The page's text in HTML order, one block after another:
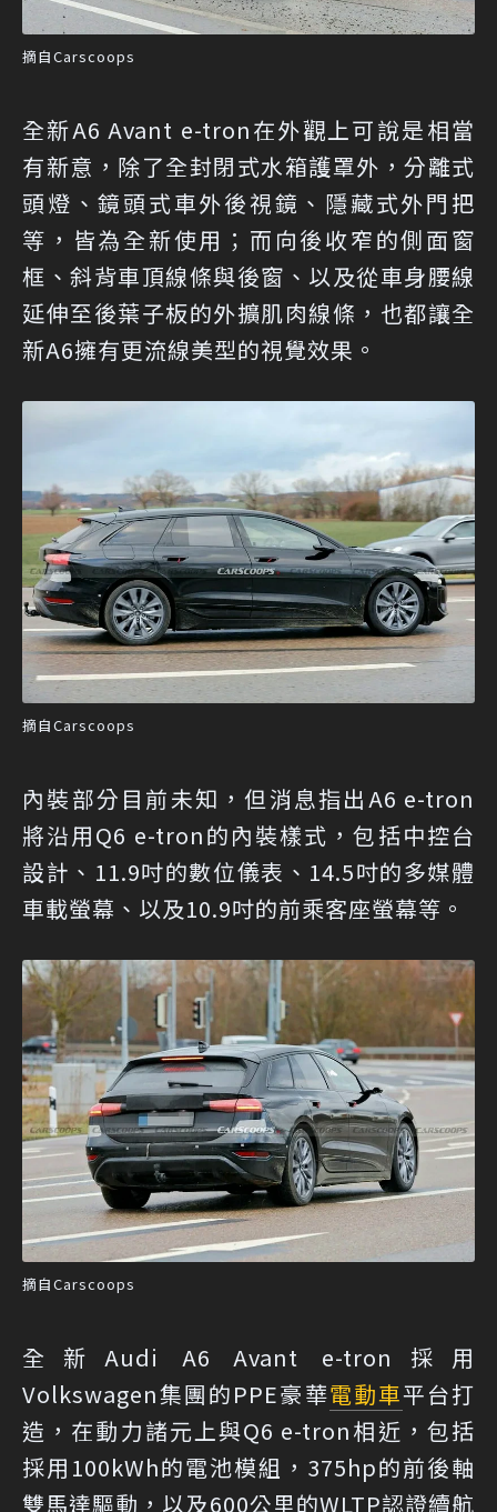
摘自Carscoops
全新A6 Avant e-tron在外觀上可說是相當
有新意，除了全封閉式水箱護罩外，分離式
頭燈、鏡頭式車外後視鏡、隱藏式外門把
等，皆為全新使用；而向後收窄的側面窗
框、斜背車頂線條與後窗、以及從車身腰線
延伸至後葉子板的外擴肌肉線條，也都讓全
新A6擁有更流線美型的視覺效果。
摘自Carscoops
內裝部分目前未知，但消息指出A6 e-tron
將沿用Q6 e-tron的內裝樣式，包括中控台
設計、11.9吋的數位儀表、14.5吋的多媒體
車載螢幕、以及10.9吋的前乘客座螢幕等。
摘自Carscoops
全新Audi A6 Avant e-tron採用
Volkswagen集團的PPE豪華電動車平台打
造，在動力諸元上與Q6 e-tron相近，包括
採用100kWh的電池模組，375hp的前後軸
雙馬達驅動，以及600公里的WLTP認證續航